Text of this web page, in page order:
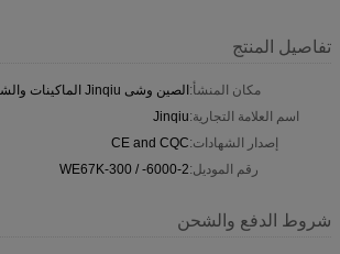
تفاصيل المنتج
مكان المنشأ:الصين وشى Jinqiu الماكينات والشركة المحدودة
اسم العلامة التجارية:Jinqiu
إصدار الشهادات:CE and CQC
رقم الموديل:2-WE67K-300 / -6000
شروط الدفع والشحن